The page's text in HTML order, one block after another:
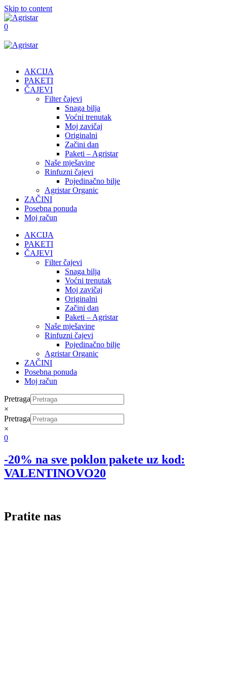
Skip to content
0
AKCIJA
PAKETI
ČAJEVI
Filter čajevi
Snaga bilja
Voćni trenutak
Moj zavičaj
Originalni
Začini dan
Paketi – Agristar
Naše mješavine
Rinfuzni čajevi
Pojedinačno bilje
Agristar Organic
ZAČINI
Posebna ponuda
Moj račun
AKCIJA
PAKETI
ČAJEVI
Filter čajevi
Snaga bilja
Voćni trenutak
Moj zavičaj
Originalni
Začini dan
Paketi – Agristar
Naše mješavine
Rinfuzni čajevi
Pojedinačno bilje
Agristar Organic
ZAČINI
Posebna ponuda
Moj račun
Pretraga
×
Pretraga
×
0
-20% na sve poklon pakete uz kod:
VALENTINOVO20
Pratite nas